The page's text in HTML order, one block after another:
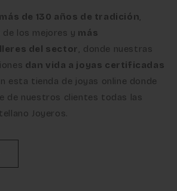
más de 130 años de tradición,
los mejores y más
del sector, donde nuestras
dan vida a joyas certificadas
esta tienda de joyas online donde
de nuestros clientes todas las
Joyeros.